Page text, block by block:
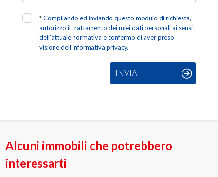
*Compilando ed inviando questo modulo di richiesta,
autorizzo il trattamento dei miei dati personali ai sensi
dell'attuale normativa e confermo di aver preso
visione dell'informativa privacy.
INVIA
Alcuni immobili che potrebbero
interessarti